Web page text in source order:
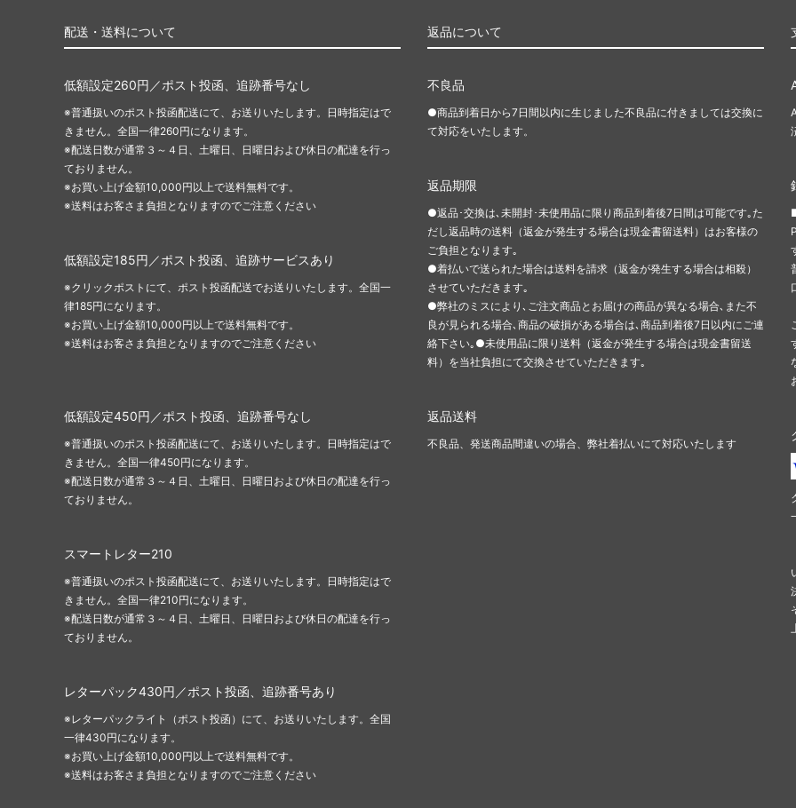
配送・送料について
低額設定260円／ポスト投函、追跡番号なし
※普通扱いのポスト投函配送にて、お送りいたします。日時指定はで
きません。全国一律260円になります。
※配送日数が通常３～４日、土曜日、日曜日および休日の配達を行っ
ておりません。
※お買い上げ金額10,000円以上で送料無料です。
※送料はお客さま負担となりますのでご注意ください
低額設定185円／ポスト投函、追跡サービスあり
※クリックポストにて、ポスト投函配送でお送りいたします。全国一
律185円になります。
※お買い上げ金額10,000円以上で送料無料です。
※送料はお客さま負担となりますのでご注意ください
低額設定450円／ポスト投函、追跡番号なし
※普通扱いのポスト投函配送にて、お送りいたします。日時指定はで
きません。全国一律450円になります。
※配送日数が通常３～４日、土曜日、日曜日および休日の配達を行っ
ておりません。
スマートレター210
※普通扱いのポスト投函配送にて、お送りいたします。日時指定はで
きません。全国一律210円になります。
※配送日数が通常３～４日、土曜日、日曜日および休日の配達を行っ
ておりません。
レターパック430円／ポスト投函、追跡番号あり
※レターパックライト（ポスト投函）にて、お送りいたします。全国
一律430円になります。
※お買い上げ金額10,000円以上で送料無料です。
※送料はお客さま負担となりますのでご注意ください
返品について
不良品
●商品到着日から7日間以内に生じました不良品に付きましては交換に
て対応をいたします。
返品期限
●返品･交換は､未開封･未使用品に限り商品到着後7日間は可能です｡た
だし返品時の送料（返金が発生する場合は現金書留送料）はお客様の
ご負担となります｡
●着払いで送られた場合は送料を請求（返金が発生する場合は相殺）
させていただきます｡
●弊社のミスにより､ご注文商品とお届けの商品が異なる場合､また不
良が見られる場合､商品の破損がある場合は､商品到着後7日以内にご連
絡下さい｡●未使用品に限り送料（返金が発生する場合は現金書留送
料）を当社負担にて交換させていただきます｡
返品送料
不良品、発送商品間違いの場合、弊社着払いにて対応いたします